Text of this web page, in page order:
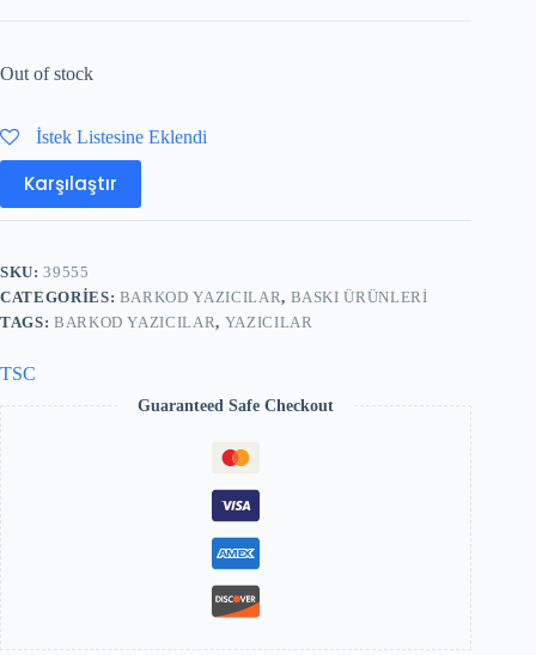
Out of stock
İstek Listesine Eklendi
Karşılaştır
SKU:39555
CATEGORIES: BARKOD YAZICILAR, BASKI ÜRÜNLERI
TAGS: BARKOD YAZICILAR, YAZICILAR
TSC
Guaranteed Safe Checkout